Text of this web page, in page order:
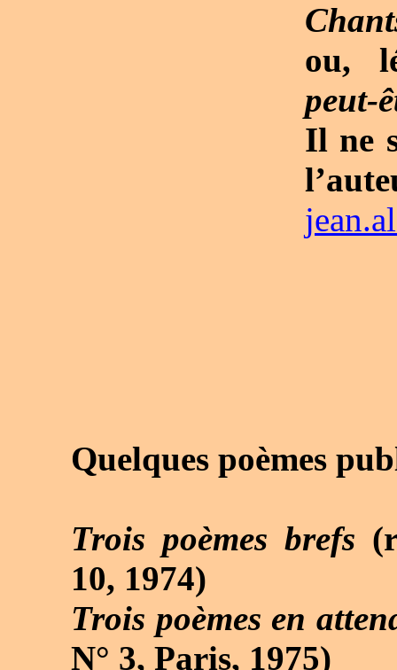
ou,
peut-
Il ne
Quelques poèmes
Trois poèmes brefs
10, 1974)
Trois poèmes en
N° 3, Paris, 1975)